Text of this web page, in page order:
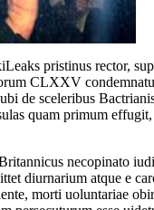
pristinus rector,
CLXXV
de sceleribus
quam primum
necopinato
diurnarium atque e
morti uoluntariae